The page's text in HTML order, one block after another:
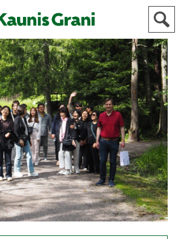
STADEN
AKTUELLT
IDROTT
KULTUR
HISTORIA
ALLMÄN
FÖR
ANNONSÖRER